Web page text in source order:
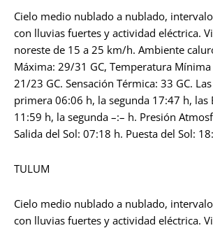
Cielo medio nublado a nublado,
con lluvias fuertes y actividad eléctrica.
noreste de 15 a 25 km/h. Ambiente
Máxima: 29/31 GC, Temperatura
21/23 GC. Sensación Térmica: 33 GC.
primera 06:06 h, la segunda 17:47 h, las
11:59 h, la segunda –:– h. Presión
Salida del Sol: 07:18 h. Puesta del Sol:
TULUM
Cielo medio nublado a nublado,
con lluvias fuertes y actividad eléctrica.